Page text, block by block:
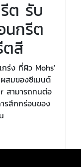
ต รับ
นกรีต
สี
ร่ง ที่ผิว Mohs'
สมของซีเมนต์
สามารถทนต่อ
รสึกกร่อนของ